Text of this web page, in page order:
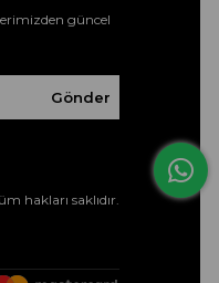
güncel
Gönder
hakları saklıdır.